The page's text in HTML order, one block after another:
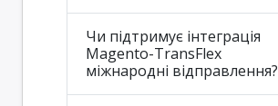
Чи підтримує інтеграція
Magento-TransFlex
міжнародні відправлення?